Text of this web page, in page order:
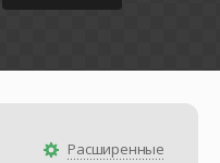
Расширенные